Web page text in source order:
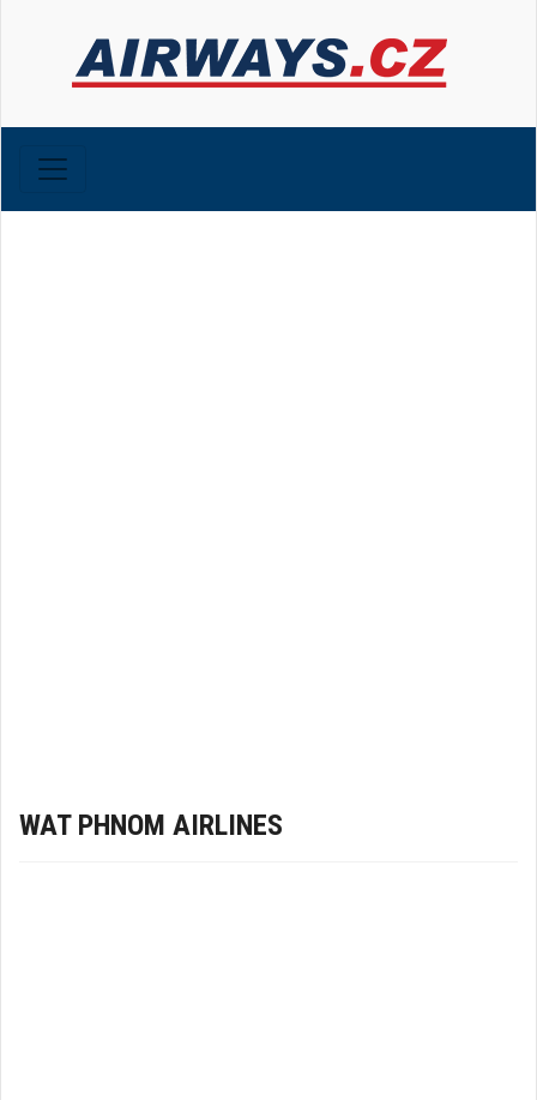
WAT PHNOM AIRLINES